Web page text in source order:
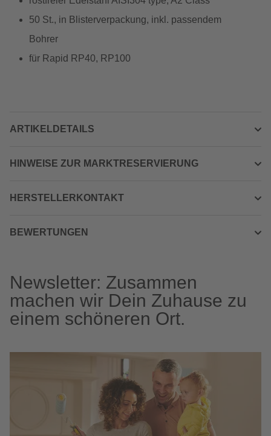
50 St., in Blisterverpackung, inkl. passendem
Bohrer
für Rapid RP40, RP100
ARTIKELDETAILS
HINWEISE ZUR MARKTRESERVIERUNG
HERSTELLERKONTAKT
BEWERTUNGEN
Newsletter: Zusammen
machen wir Dein Zuhause zu
einem schöneren Ort.